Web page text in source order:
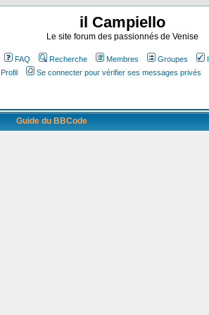
il Campiello
Le site forum des passionnés de Venise
FAQ Recherche Membres Groupes
Profil
Se connecter pour vérifier ses messages privés
Guide du BBCode